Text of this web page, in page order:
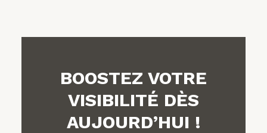
BOOSTEZ VOTRE
VISIBILITÉ DÈS
AUJOURD’HUI !